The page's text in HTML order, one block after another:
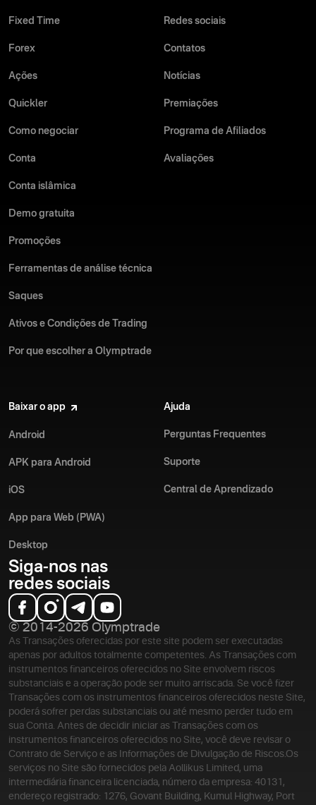
Fixed Time
Forex
Ações
Quickler
Como negociar
Conta
Conta islâmica
Demo gratuita
Promoções
Ferramentas de análise técnica
Saques
Ativos e Condições de Trading
Por que escolher a Olymptrade
Redes sociais
Contatos
Notícias
Premiações
Programa de Afiliados
Avaliações
Baixar o app
Android
APK para Android
iOS
App para Web (PWA)
Desktop
Ajuda
Perguntas Frequentes
Suporte
Central de Aprendizado
Siga-nos nas
redes sociais
© 2014-2026 Olymptrade
As Transações oferecidas por este site podem ser executadas
apenas por adultos totalmente competentes. As Transações com
instrumentos financeiros oferecidos no Site envolvem riscos
substanciais e a operação pode ser muito arriscada. Se você fizer
Transações com os instrumentos financeiros oferecidos neste Site,
poderá sofrer perdas substanciais ou até mesmo perder tudo em
sua Conta. Antes de decidir iniciar as Transações com os
instrumentos financeiros oferecidos no Site, você deve revisar o
Contrato de Serviço e as Informações de Divulgação de Riscos.Os
serviços no Site são fornecidos pela Aollikus Limited, uma
intermediária financeira licenciada, número da empresa: 40131,
endereço registrado: 1276, Govant Building, Kumul Highway, Port